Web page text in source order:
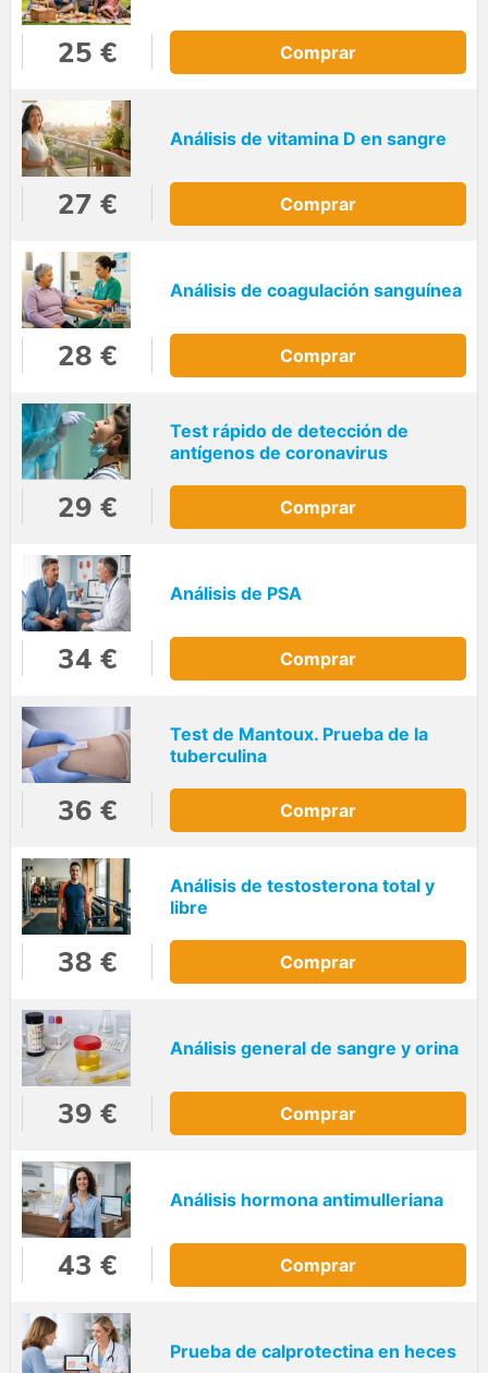
25 € Comprar
Análisis de vitamina D en sangre
27 € Comprar
Análisis de coagulación sanguínea
28 € Comprar
Test rápido de detección de
antígenos de coronavirus
29 € Comprar
Análisis de PSA
34 € Comprar
Test de Mantoux. Prueba de la
tuberculina
36 € Comprar
Análisis de testosterona total y
libre
38 € Comprar
Análisis general de sangre y orina
39 € Comprar
Análisis hormona antimulleriana
43 € Comprar
Prueba de calprotectina en heces